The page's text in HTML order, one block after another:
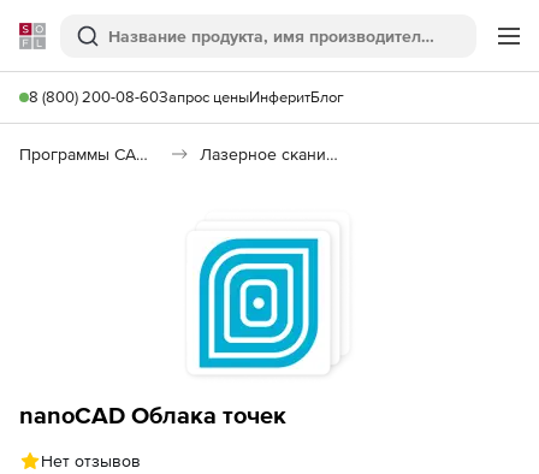
Softline
Поиск
8 (800) 200-08-60Запрос ценыИнферитБлог
Программы САПР и ГИС Лазерное сканирование
nanoCAD Облака точек
Нет отзывов